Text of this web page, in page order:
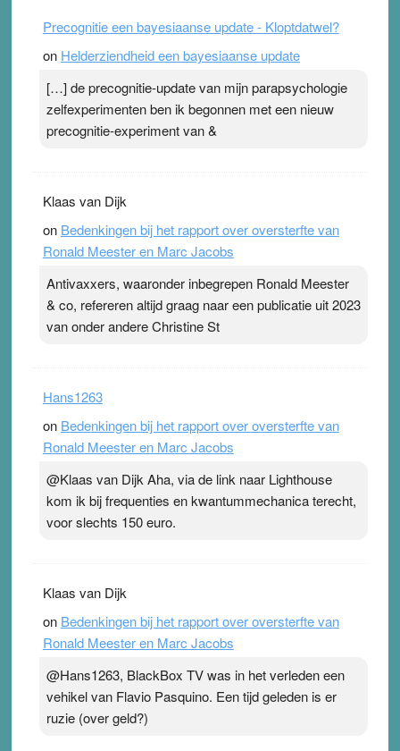
Precognitie een bayesiaanse update - Kloptdatwel?
on Helderziendheid een bayesiaanse update
[…] de precognitie-update van mijn parapsychologie
zelfexperimenten ben ik begonnen met een nieuw
precognitie-experiment van &
Klaas van Dijk
on Bedenkingen bij het rapport over oversterfte van
Ronald Meester en Marc Jacobs
Antivaxxers, waaronder inbegrepen Ronald Meester
& co, refereren altijd graag naar een publicatie uit 2023
van onder andere Christine St
Hans1263
on Bedenkingen bij het rapport over oversterfte van
Ronald Meester en Marc Jacobs
@Klaas van Dijk Aha, via de link naar Lighthouse
kom ik bij frequenties en kwantummechanica terecht,
voor slechts 150 euro.
Klaas van Dijk
on Bedenkingen bij het rapport over oversterfte van
Ronald Meester en Marc Jacobs
@Hans1263, BlackBox TV was in het verleden een
vehikel van Flavio Pasquino. Een tijd geleden is er
ruzie (over geld?)